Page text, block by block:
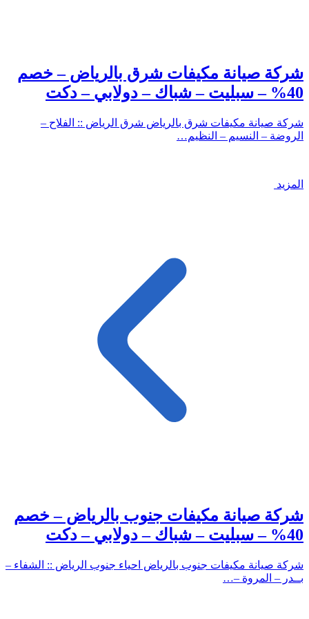
شركة صيانة مكيفات شرق بالرياض – خصم
40% – سبليت – شباك – دولابي – دكت
شركة صيانة مكيفات شرق بالرياض شرق الرياض :: الفلاح –
الروضة – النسيم – النظيم…
المزيد
شركة صيانة مكيفات جنوب بالرياض – خصم
40% – سبليت – شباك – دولابي – دكت
شركة صيانة مكيفات جنوب بالرياض احياء جنوب الرياض :: الشفاء –
بــدر – المروة –…